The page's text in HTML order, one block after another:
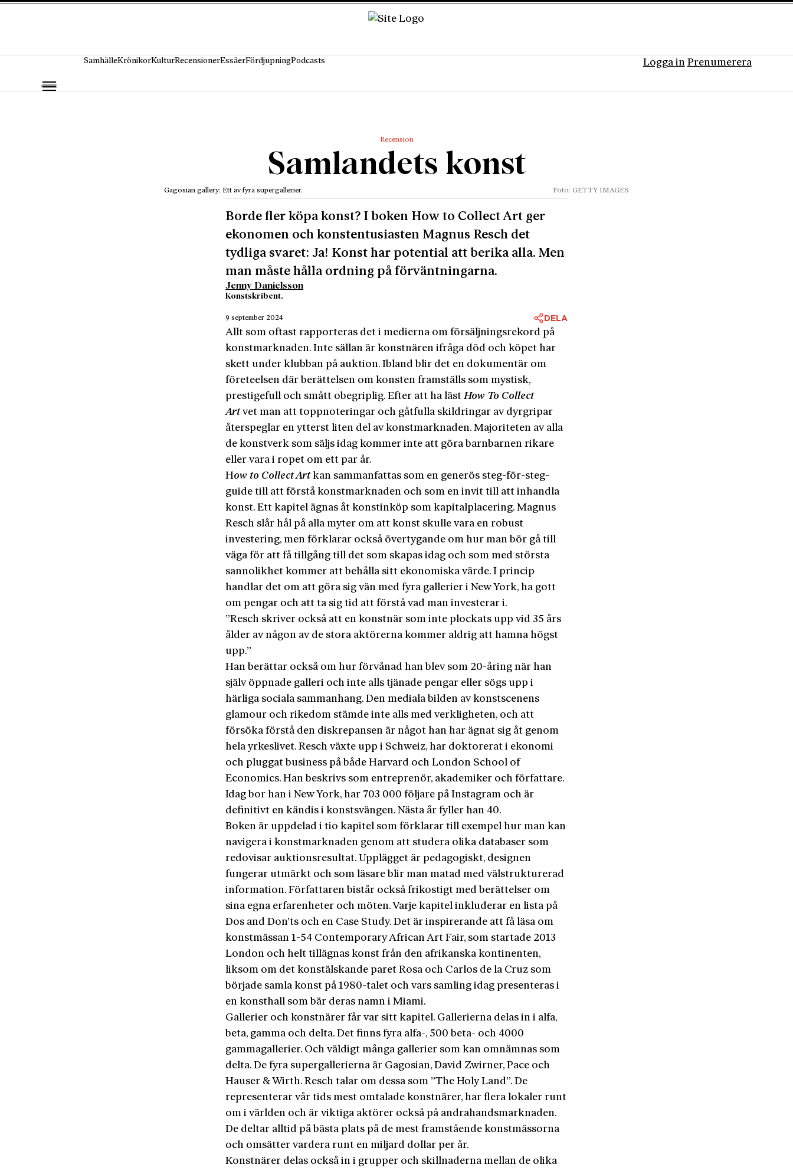
SamhälleKrönikorKulturRecensionerEssäerFördjupningPodcasts Logga in Prenumerera
Recension
Samlandets konst
Gagosian gallery: Ett av fyra supergallerier. Foto: GETTY IMAGES
Borde fler köpa konst? I boken How to Collect Art ger
ekonomen och konstentusiasten Magnus Resch det
tydliga svaret: Ja! Konst har potential att berika alla. Men
man måste hålla ordning på förväntningarna.
Jenny Danielsson
Konstskribent.
9 september 2024 DELA
Allt som oftast rapporteras det i me­dierna om försäljningsrekord på
konstmarknaden. Inte sällan är konstnären ifråga död och köpet har
skett under klubban på auktion. Ibland blir det en dokumentär om
företeelsen där berättelsen om konsten framställs som mystisk,
prestigefull och smått obegriplig. Efter att ha lästHow To Collect
Artvet man att toppnoteringar och gåtfulla skildringar av dyrgripar
återspeglar en ytterst liten del av konstmarknaden. Majoriteten av alla
de konstverk som säljs idag kommer inte att göra barnbarnen rikare
eller vara i ropet om ett par år.
How to Collect Artkan sammanfattas som en generös steg-för-steg­-
guide till att förstå konstmarknaden och som en invit till att inhandla
konst. Ett kapitel ägnas åt konstinköp som kapitalplacering. Magnus
Resch slår hål på alla myter om att konst skulle vara en robust
investering, men förklarar också övertygande om hur man bör gå till
väga för att få tillgång till det som skapas idag och som med största
sannolikhet kommer att behålla sitt ekonomiska värde. I princip
handlar det om att göra sig vän med fyra gallerier i New York, ha gott
om pengar och att ta sig tid att förstå vad man investerar i.
”Resch skriver också att en konstnär som inte plockats upp vid 35 års
ålder av någon av de stora aktörerna kommer aldrig att hamna högst
upp.”
Han berättar också om hur förvånad han blev som 20-åring när han
själv öppnade galleri och inte alls tjänade pengar eller sögs upp i
härliga sociala sammanhang. Den mediala bilden av konstscenens
glamour och rikedom stämde inte alls med verkligheten, och att
försöka förstå den diskrepansen är något han har ägnat sig åt genom
hela yrkeslivet. Resch växte upp i Schweiz, har doktorerat i ekonomi
och pluggat business på både Harvard och London School of
Economics. Han beskrivs som entreprenör, akademiker och författare.
Idag bor han i New York, har 703 000 följare på Instagram och är
definitivt en kändis i konstsvängen. Nästa år fyller han 40.
Boken är uppdelad i tio kapitel som förklarar till exempel hur man kan
navigera i konstmarknaden genom att studera olika databaser som
redovisar auktionsresultat. Upplägget är pedagogiskt, designen
fungerar utmärkt och som läsare blir man matad med välstrukturerad
information. Författaren bistår också frikostigt med berättelser om
sina egna erfarenheter och möten. Varje kapitel inkluderar en lista på
Dos and Don’ts och en Case Study. Det är inspirerande att få läsa om
konstmässan 1-54 Contemporary African Art Fair, som startade 2013
London och helt tillägnas konst från den afrikanska kontinenten,
liksom om det konstälskande paret Rosa och Carlos de la Cruz som
började samla konst på 1980-talet och vars samling idag presenteras i
en konsthall som bär deras namn i Miami.
Gallerier och konstnärer får var sitt kapitel. Gallerierna delas in i alfa,
beta, gamma och delta. Det finns fyra alfa-, 500 beta- och 4000
gammagallerier. Och väldigt många gallerier som kan omnämnas som
delta. De fyra supergallerierna är Gagosian, David Zwirner, Pace och
Hauser & Wirth. Resch talar om dessa som ”The Holy Land”. De
representerar vår tids mest omtalade konstnärer, har flera lokaler runt
om i världen och är viktiga aktörer också på andrahandsmarknaden.
De deltar alltid på bästa plats på de mest framstående konstmässorna
och omsätter vardera runt en miljard dollar per år.
Konstnärer delas också in i grupper och skillnaderna mellan de olika